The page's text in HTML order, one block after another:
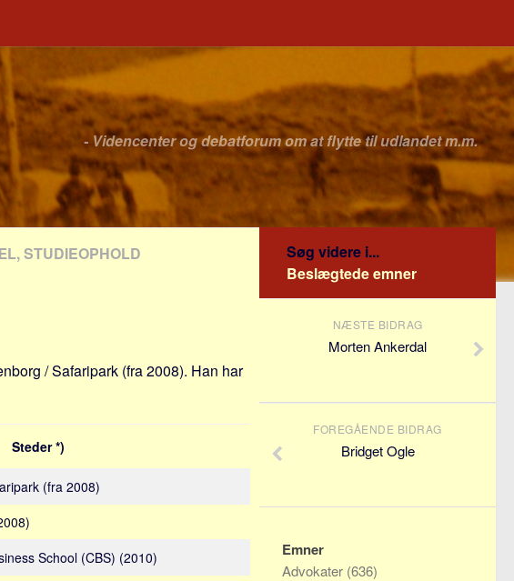
- Videncenter og debatforum om at flytte til udlandet m.m.
STUDIEOPHOLD
/ Safaripark (fra 2008). Han har
Steder *)
(fra 2008)
School (CBS) (2010)
Søg videre i...
Beslægtede emner
NÆSTE BIDRAG
Morten Ankerdal
FOREGÅENDE BIDRAG
Bridget Ogle
Emner
Advokater (636)